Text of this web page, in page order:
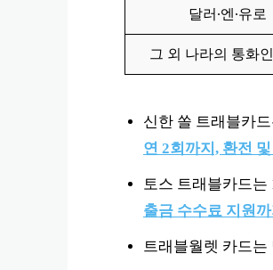
달러∙엔∙유로
그 외 나라의 통화
신한 쏠 트래블카
연 2회까지, 환전
토스 트래블카드
출금 수수료 지원
트래블월렛 카드는